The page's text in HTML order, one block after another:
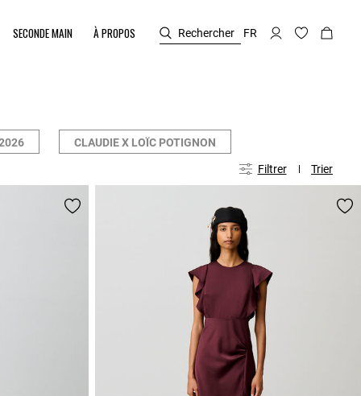
SECONDE MAIN À PROPOS Rechercher FR
CLAUDIE X LOÏC POTIGNON
Filtrer Trier